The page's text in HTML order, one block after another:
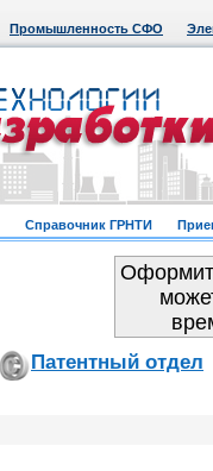
Промышленность СФО
Справочник ГРНТИ
Патентный отдел